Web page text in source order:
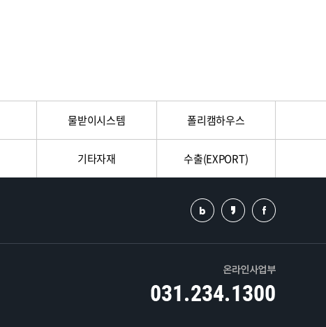
물받이시스템 폴리캠하우스
기타자재 수출(EXPORT)